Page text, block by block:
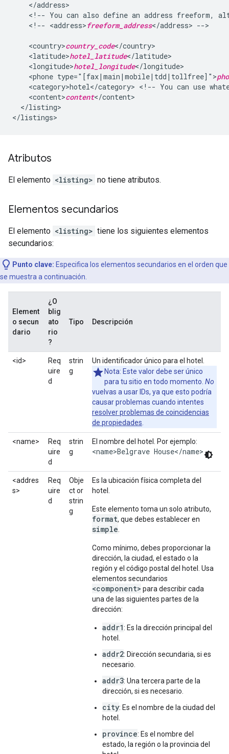
<!-- You can also define an address freeform,
<!-- <address>freeform_address</address> -->
<country>country_code
<latitude>hotel_latitude
<longitude>hotel_longitude
<phone type="[fax|main|mobile|tdd|tollfree]">
<category>hotel</category> <!-- You can use
<content>content
</listing>
Atributos
El elemento <listing> no tiene atributos.
Elementos secundarios
El elemento <listing> tiene los siguientes elementos
secundarios:
Punto clave: Especifica los elementos secundarios en el orden que
se muestra a continuación.
Element
o secun
dario
¿O
blig
ato
rio
?
Tipo Descripción
<id>
Req
uire
d
strin
g
Un identificador único para el hotel.
Nota: Este valor debe ser único
para tu sitio en todo momento. No
vuelvas a usar IDs, ya que esto podría
causar problemas cuando intentes
resolver problemas de coincidencias
de propiedades
<name>
Req
uire
d
strin
g
El nombre del hotel. Por ejemplo:
<name>Belgrave House</name>
<addres
s>
Req
uire
d
Obje
ct or
strin
g
Es la ubicación física completa del
hotel.
Este elemento toma un solo atributo,
format, que debes establecer en
simple
Como mínimo, debes proporcionar la
dirección, la ciudad, el estado o la
región y el código postal del hotel. Usa
elementos secundarios
<component> para describir cada
una de las siguientes partes de la
dirección:
addr1: Es la dirección principal del
hotel.
addr2: Dirección secundaria, si es
necesario.
addr3: Una tercera parte de la
dirección, si es necesario.
city: Es el nombre de la ciudad del
hotel.
province: Es el nombre del
estado, la región o la provincia del